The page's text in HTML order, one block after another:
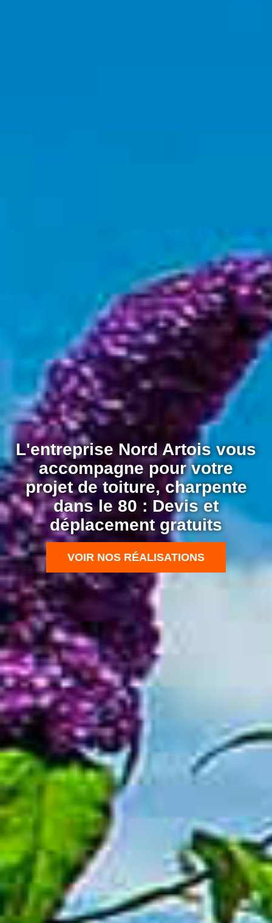
L'entreprise Nord Artois vous
accompagne pour votre
projet de toiture, charpente
dans le 80 : Devis et
déplacement gratuits
VOIR NOS RÉALISATIONS